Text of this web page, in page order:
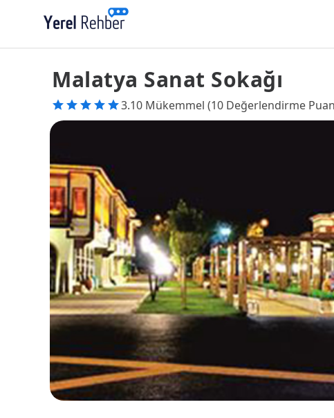
Malatya Sanat Sokağı
3.10 Mükemmel (10 Değerlendirme